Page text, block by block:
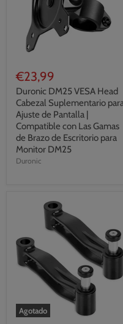
€23,99
Duronic DM25 VESA Head
Cabezal Suplementario
Ajuste de Pantalla |
Compatible con Las Gamas
de Brazo de Escritorio para
Monitor DM25
Duronic
Agotado